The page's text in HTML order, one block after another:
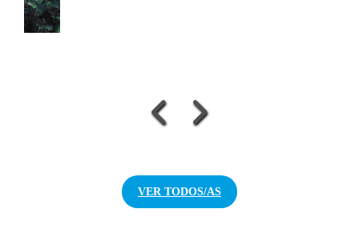
VER TODOS/AS